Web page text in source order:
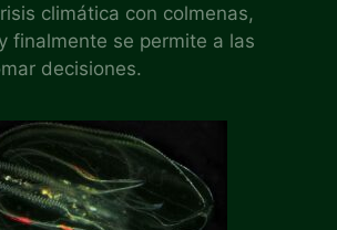
climática con colmenas,
finalmente se permite a las
decisiones.